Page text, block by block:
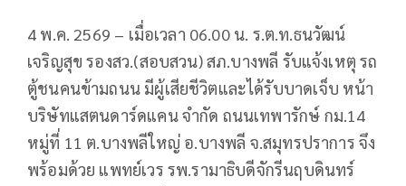
4 พ.ค. 2569 – เมื่อเวลา 06.00 น. ร.ต.ท.ธนวัฒน์
เจริญสุข รองสว.(สอบสวน) สภ.บางพลี รับแจ้งเหตุ รถ
ตู้ชนคนข้ามถนน มีผู้เสียชีวิตและได้รับบาดเจ็บ หน้า
บริษัทแสตนดาร์ดแคน จำกัด ถนนเทพารักษ์ กม.14
หมู่ที่ 11 ต.บางพลีใหญ่ อ.บางพลี จ.สมุทรปราการ จึง
พร้อมด้วย แพทย์เวร รพ.รามาธิบดีจักรีนฤบดินทร์